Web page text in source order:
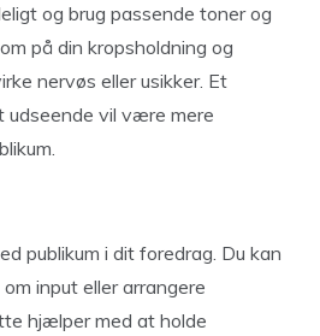
og brug passende toner og
på din kropsholdning og
nervøs eller usikker. Et
udseende vil være mere
publikum i dit foredrag. Du kan
input eller arrangere
hjælper med at holde